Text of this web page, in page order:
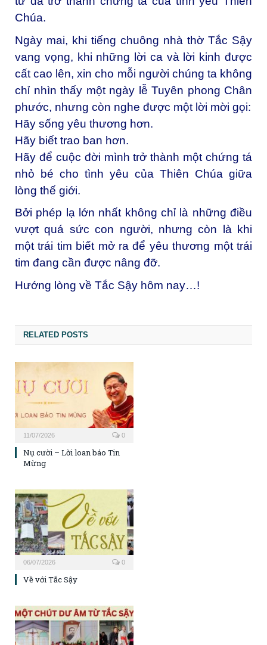
Chúa.
Ngày mai, khi tiếng chuông nhà thờ Tắc Sậy
vang vọng, khi những lời ca và lời kinh được
cất cao lên, xin cho mỗi người chúng ta không
chỉ nhìn thấy một ngày lễ Tuyên phong Chân
phước, nhưng còn nghe được một lời mời gọi:
Hãy sống yêu thương hơn.
Hãy biết trao ban hơn.
Hãy để cuộc đời mình trở thành một chứng tá
nhỏ bé cho tình yêu của Thiên Chúa giữa
lòng thế giới.
Bởi phép lạ lớn nhất không chỉ là những điều
vượt quá sức con người, nhưng còn là khi
một trái tim biết mở ra để yêu thương một trái
tim đang cần được nâng đỡ.
Hướng lòng về Tắc Sậy hôm nay…!
RELATED POSTS
11/07/2026 0
Nụ cười – Lời loan báo Tin
Mừng
06/07/2026 0
Về với Tắc Sậy